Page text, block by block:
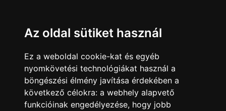
Az oldal sütiket használ
Ez a weboldal cookie-kat és egyéb
nyomkövetési technológiákat használ a
böngészési élmény javítása érdekében a
következő célokra: a webhely alapvető
funkcióinak engedélyezése, hogy jobb